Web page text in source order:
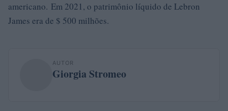
americano. Em 2021, o patrimônio líquido de Lebron
James era de $ 500 milhões.
AUTOR
Giorgia Stromeo